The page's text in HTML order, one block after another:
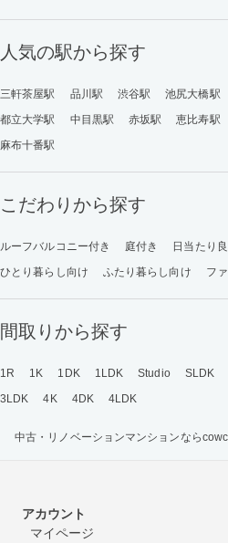
人気の駅から探す
三軒茶屋駅 品川駅 渋谷駅 池尻大橋駅
都立大学駅
中目黒駅 赤坂駅 恵比寿駅
麻布十番駅
こだわりから探す
ルーフバルコニー付き 庭付き 日当たり
ひとり暮らし向け
ふたり暮らし向け フ
間取りから探す
1R 1K 1DK 1LDK Studio SLDK
3LDK
4K 4DK 4LDK
中古・リノベーションマンションなら
アカウント
マイページ